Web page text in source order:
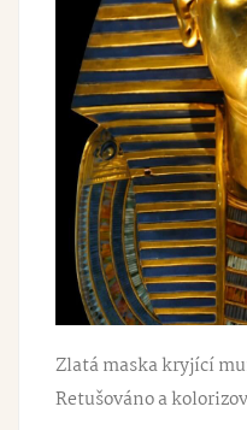
Zlatá maska kryjící
Retušováno a